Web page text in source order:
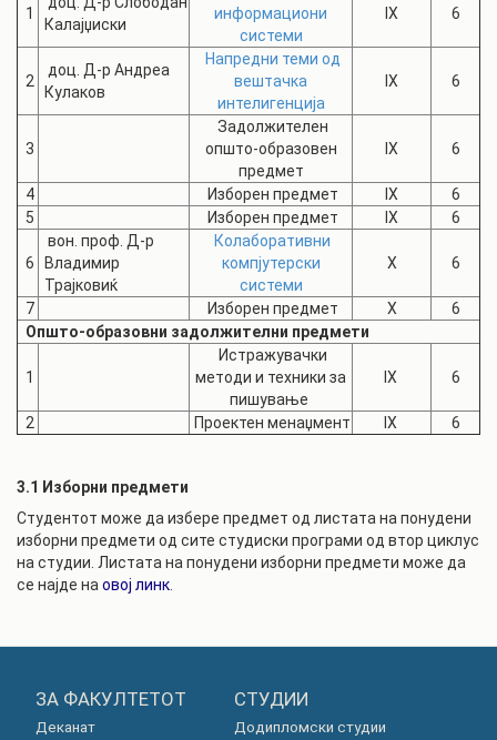
1
Калајџиски
информациони
системи
IX 6
2
доц. Д-р Андреа
Кулаков
Напредни теми од
вештачка
интелигенција
IX 6
3
Задолжителен
општо-образовен
предмет
IX 6
4 Изборен предмет IX
6
5
Изборен предмет IX 6
6
вон. проф. Д-р
Владимир
Трајковиќ
Колаборативни
компјутерски
системи
X 6
7 Изборен предмет X
6
Општо-образовни задолжителни предмети
1
Истражувачки
методи и техники за
пишување
IX 6
2 Проектен менаџмент IX 6
3.1 Изборни предмети
Студентот може да избере предмет од листата на понудени
изборни предмети од сите студиски програми од втор циклус
на студии. Листата на понудени изборни предмети може да
се најде на овој линк
ЗА ФАКУЛТЕТОТ
Деканат
СТУДИИ
Додипломски студии